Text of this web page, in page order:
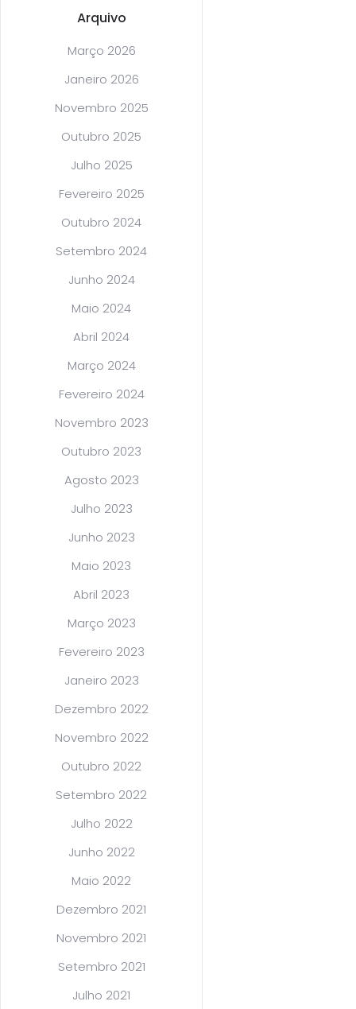
Arquivo
Março 2026
Janeiro 2026
Novembro 2025
Outubro 2025
Julho 2025
Fevereiro 2025
Outubro 2024
Setembro 2024
Junho 2024
Maio 2024
Abril 2024
Março 2024
Fevereiro 2024
Novembro 2023
Outubro 2023
Agosto 2023
Julho 2023
Junho 2023
Maio 2023
Abril 2023
Março 2023
Fevereiro 2023
Janeiro 2023
Dezembro 2022
Novembro 2022
Outubro 2022
Setembro 2022
Julho 2022
Junho 2022
Maio 2022
Dezembro 2021
Novembro 2021
Setembro 2021
Julho 2021